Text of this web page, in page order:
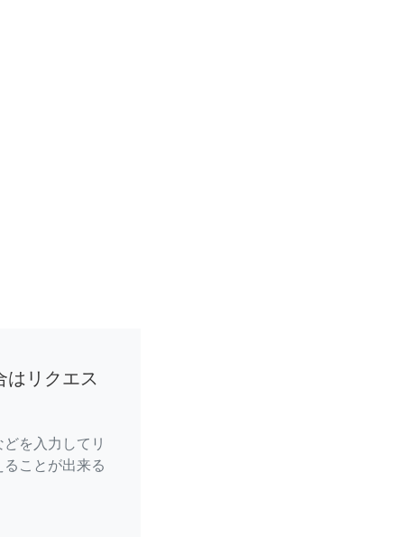
はリクエス
を入力してリ
ことが出来る